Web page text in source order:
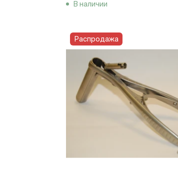
В наличии
Распродажа